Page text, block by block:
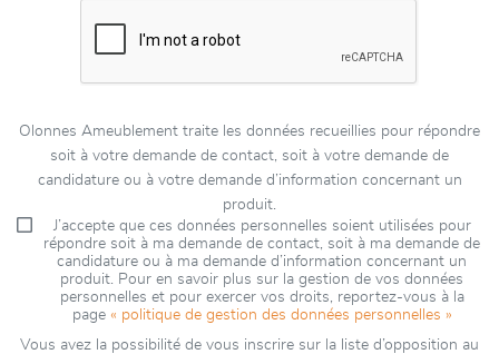
Olonnes Ameublement traite les données recueillies pour répondre
soit à votre demande de contact, soit à votre demande de
candidature ou à votre demande d’information concernant un
produit.
J’accepte que ces données personnelles soient utilisées pour
répondre soit à ma demande de contact, soit à ma demande de
candidature ou à ma demande d’information concernant un
produit. Pour en savoir plus sur la gestion de vos données
personnelles et pour exercer vos droits, reportez-vous à la
page « politique de gestion des données personnelles »
Vous avez la possibilité de vous inscrire sur la liste d’opposition au